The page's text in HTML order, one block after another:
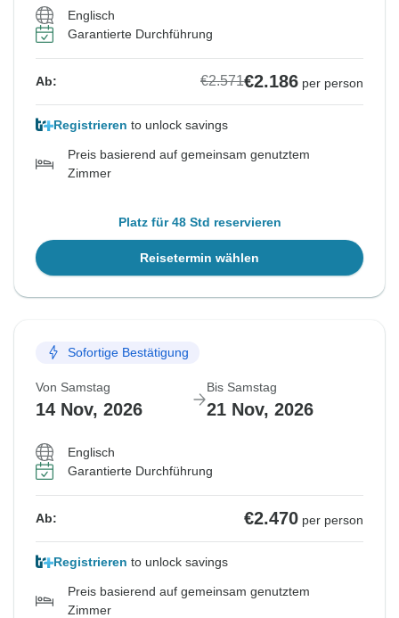
Englisch
Garantierte Durchführung
Ab: €2.571€2.186 per person
Registrieren to unlock savings
Preis basierend auf gemeinsam genutztem
Zimmer
Platz für 48 Std reservieren
Reisetermin wählen
Sofortige Bestätigung
Von Samstag
14 Nov, 2026
Bis Samstag
21 Nov, 2026
Englisch
Garantierte Durchführung
Ab: €2.470 per person
Registrieren to unlock savings
Preis basierend auf gemeinsam genutztem
Zimmer